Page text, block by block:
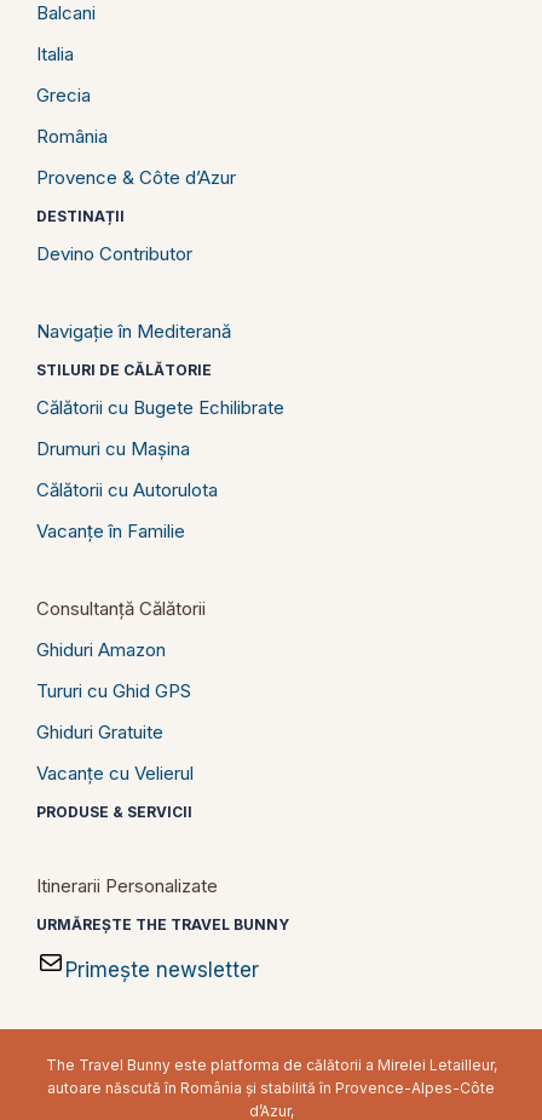
Balcani
Italia
Grecia
România
Provence & Côte d’Azur
DESTINAȚII
Devino Contributor
Navigație în Mediterană
STILURI DE CĂLĂTORIE
Călătorii cu Bugete Echilibrate
Drumuri cu Mașina
Călătorii cu Autorulota
Vacanțe în Familie
Consultanță Călătorii
Ghiduri Amazon
Tururi cu Ghid GPS
Ghiduri Gratuite
Vacanțe cu Velierul
PRODUSE & SERVICII
Itinerarii Personalizate
URMĂREȘTE THE TRAVEL BUNNY
Primește newsletter
The Travel Bunny este platforma de călătorii a Mirelei Letailleur,
autoare născută în România și stabilită în Provence-Alpes-Côte
d’Azur,